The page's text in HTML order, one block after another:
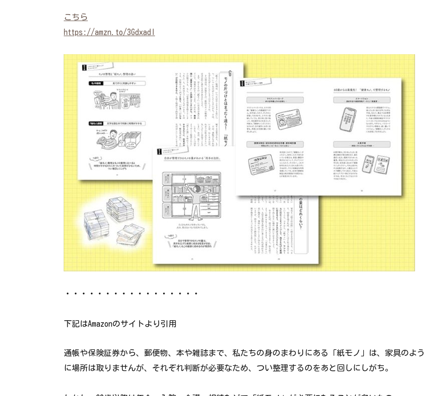
こちら
https://amzn.to/3GdxadI
・・・・・・・・・・・・・・・・・
下記はAmazonのサイトより引用
通帳や保険証券から、郵便物、本や雑誌まで、私たちの身のまわりにある「紙モノ」は、家具のよう
に場所は取りませんが、それぞれ判断が必要なため、つい整理するのをあと回しにしがち。